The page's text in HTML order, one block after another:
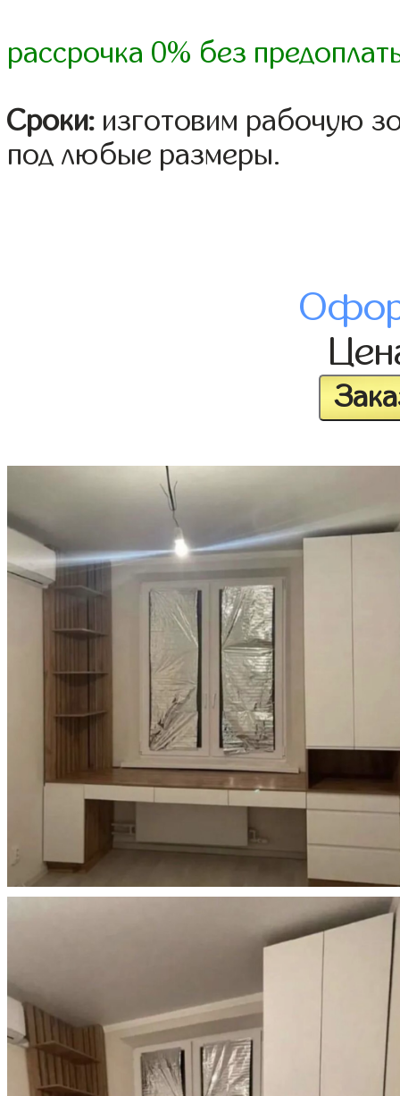
рассрочка 0% без
Сроки: изготовим рабочую
под любые размеры.